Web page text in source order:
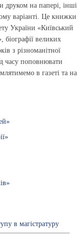
друком на папері, інші
варіанті. Це книжки
України «Київський
біографії великих
з різноманітної
часу поповнювати
в газеті та на
в магістратуру